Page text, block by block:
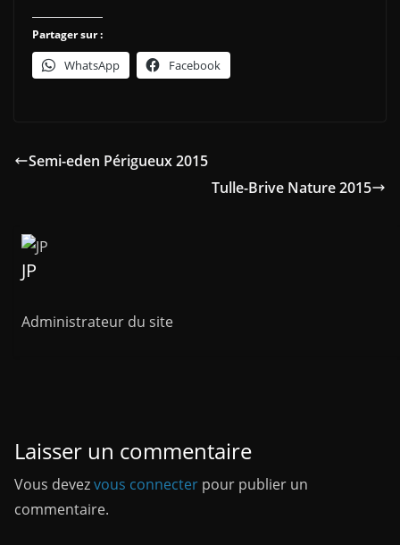
Partager sur :
WhatsApp Facebook
Semi-eden Périgueux 2015
Tulle-Brive Nature 2015
JP
Administrateur du site
Laisser un commentaire
Vous devezvous connecter pour publier un
commentaire.